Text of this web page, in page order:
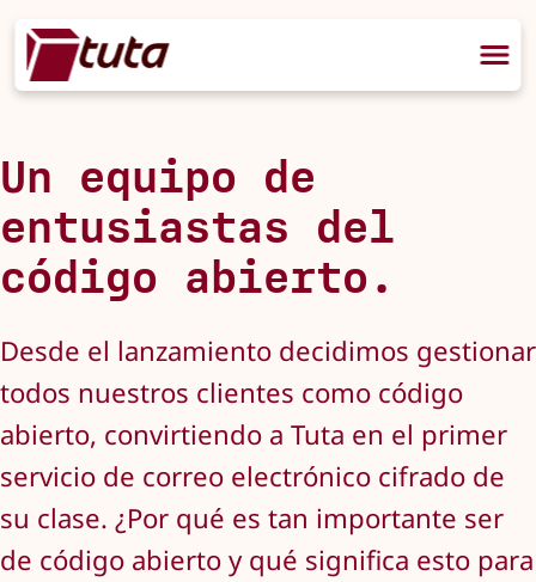
Un equipo de
entusiastas del
código abierto.
Desde el lanzamiento decidimos gestionar
todos nuestros clientes como código
abierto, convirtiendo a Tuta en el primer
servicio de correo electrónico cifrado de
su clase. ¿Por qué es tan importante ser
de código abierto y qué significa esto para